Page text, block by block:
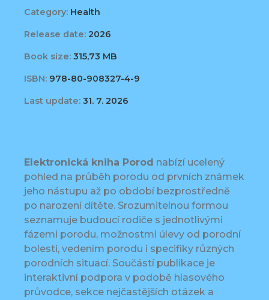
Category: Health
Release date: 2026
Book size: 315,73 MB
ISBN: 978-80-908327-4-9
Last update: 31. 7. 2026
Elektronická kniha Porod nabízí ucelený
pohled na průběh porodu od prvních známek
jeho nástupu až po období bezprostředně
po narození dítěte. Srozumitelnou formou
seznamuje budoucí rodiče s jednotlivými
fázemi porodu, možnostmi úlevy od porodní
bolesti, vedením porodu i specifiky různých
porodních situací. Součástí publikace je
interaktivní podpora v podobě hlasového
průvodce, sekce nejčastějších otázek a